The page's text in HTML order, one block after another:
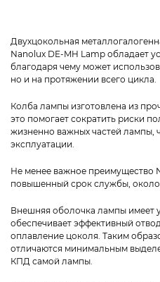
Двухцокольная
Nanolux DE-MH Lamp обладает
благодаря чему может
но и на протяжении всего цикла.
Колба лампы изготовлена из
это помогает сократить риски
жизненно важных частей лампы,
эксплуатации.
Не менее важное преимущество
повышенный срок службы, около
Внешняя оболочка лампы имеет
обеспечивает эффективный
оплавление цоколя. Таким
отличаются минимальным
КПД самой лампы.